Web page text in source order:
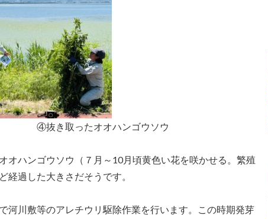
ハンゴウソウ
ハンゴウソウ（７月～10月頃黄色い花を咲かせる。繁殖
経過した大きさだそうです。
河川敷等のアレチウリ駆除作業を行います。この時期発芽